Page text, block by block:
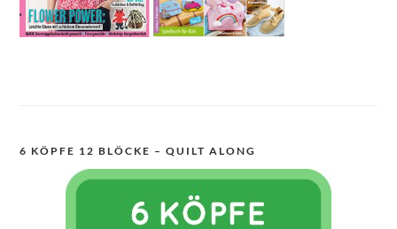
6 KÖPFE 12 BLÖCKE – QUILT ALONG